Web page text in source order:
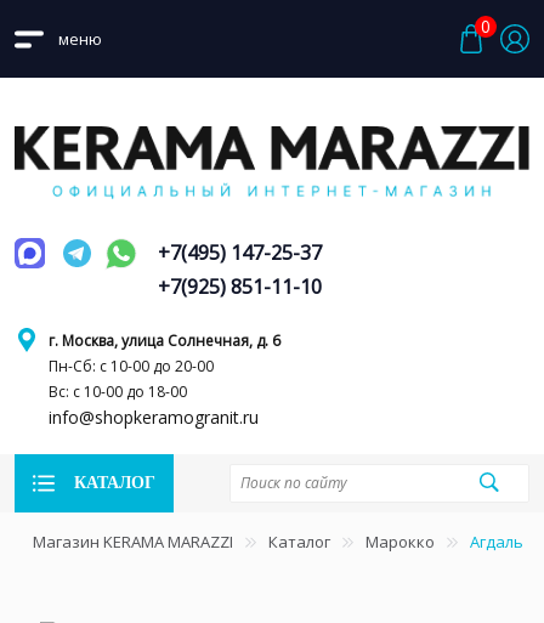
меню
0
г. Москва, улица Солнечная, д. 6
Пн-Сб: с 10-00 до 20-00
Вс: с 10-00 до 18-00
info@shopkeramogranit.ru
+7(495) 147-25-37
+7(925) 851-11-10
КАТАЛОГ
Магазин KERAMA MARAZZI Каталог Марокко Агдаль